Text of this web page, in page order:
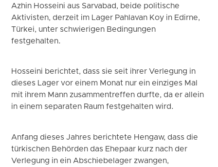
Azhin Hosseini aus Sarvabad, beide politische
Aktivisten, derzeit im Lager Pahlavan Koy in Edirne,
Türkei, unter schwierigen Bedingungen
festgehalten.
Hosseini berichtet, dass sie seit ihrer Verlegung in
dieses Lager vor einem Monat nur ein einziges Mal
mit ihrem Mann zusammentreffen durfte, da er allein
in einem separaten Raum festgehalten wird.
Anfang dieses Jahres berichtete Hengaw, dass die
türkischen Behörden das Ehepaar kurz nach der
Verlegung in ein Abschiebelager zwangen,